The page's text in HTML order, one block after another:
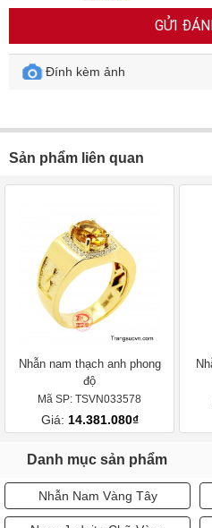
GỬI
Đính kèm ảnh
Sản phẩm liên quan
Nhẫn nam thạch anh phong
độ
Mã SP: TSVN033578
Giá: 14.381.080₫
Danh mục sản phẩm
Nhẫn Nam Vàng Tây